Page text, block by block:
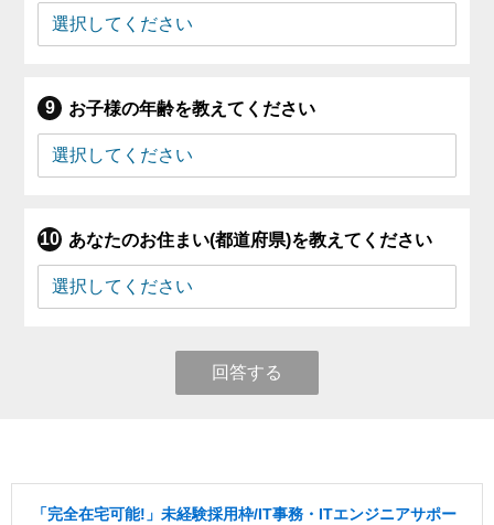
お子様の年齢を教えてください
あなたのお住まい(都道府県)を教えてください
回答する
「完全在宅可能!」未経験採用枠/IT事務・ITエンジニアサポー